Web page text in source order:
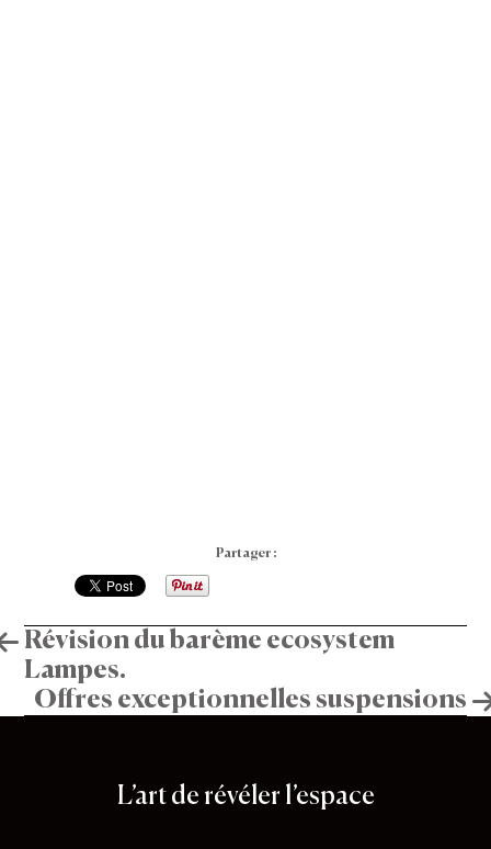
Partager :
Navigation
de
l’article
Révision du barème ecosystem
Lampes.
Offres exceptionnelles suspensions
L’art de révéler l’espace